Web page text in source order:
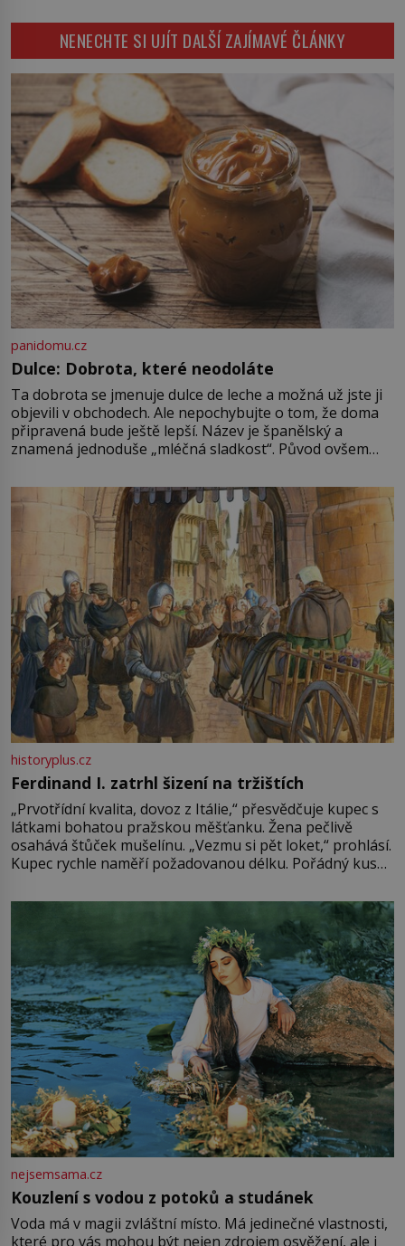
i v Evropě? Vznik tsunami si […]
Jsou ale výjimky, kde pohřební
plačky smutně žmoulají kapesníky
nikoli při smutečním obřadu, ale
při pohledu na výši vyměřené
podpory v nezaměstnanosti. Kam
vás pozveme? Unikátní hřbitov,
který si vysloužil název „Veselý“,
najdeme v rumunské vesnici
Sapanta, nedaleko hranic […]
NENECHTE SI UJÍT DALŠÍ ZAJÍMAVÉ ČLÁNKY
panidomu.cz
Dulce: Dobrota, které neodoláte
Ta dobrota se jmenuje dulce de leche a možná už jste ji
objevili v obchodech. Ale nepochybujte o tom, že doma
připravená bude ještě lepší. Název je španělský a
znamená jednoduše „mléčná sladkost“. Původ ovšem
pře hned několik latinskoamerických zemí a k tomu
Francie, kde se traduje,
historyplus.cz
Ferdinand I. zatrhl šizení na tržištích
„Prvotřídní kvalita, dovoz z Itálie,“ přesvědčuje kupec s
látkami bohatou pražskou měšťanku. Žena pečlivě
osahává štůček mušelínu. „Vezmu si pět loket,“ prohlásí.
Kupec rychle naměří požadovanou délku. Pořádný kus
milostpaní. Stačí jenom na sukni,“ zhodnotí švadlena
množství růžového mušelínu. „Ošidili vás, podívejte.“
nejsemsama.cz
Kouzlení s vodou z potoků a studánek
Voda má v magii zvláštní místo. Má jedinečné vlastnosti,
které pro vás mohou být nejen zdrojem osvěžení, ale i